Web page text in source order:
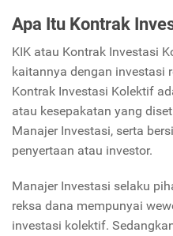
Apa Itu Kontrak
KIK atau Kontrak Investasi
kaitannya dengan investasi
Kontrak Investasi Kolektif
atau kesepakatan yang
Manajer Investasi, serta
penyertaan atau investor.
Manajer Investasi selaku
reksa dana mempunyai
investasi kolektif.